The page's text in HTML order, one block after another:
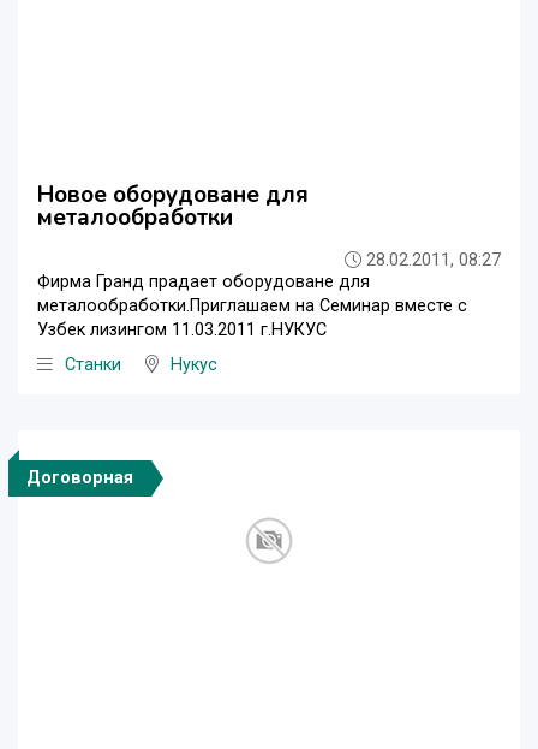
Новое оборудоване для
металообработки
28.02.2011, 08:27
Фирма Гранд прадает оборудоване для
металообработки.Приглашаем на Семинар вместе с
Узбек лизингом 11.03.2011 г.НУКУС
Станки
Нукус
Договорная